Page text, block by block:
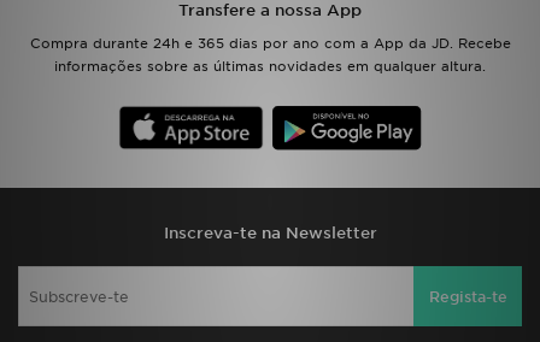
Transfere a nossa App
Compra durante 24h e 365 dias por ano com a App da JD. Recebe
informações sobre as últimas novidades em qualquer altura.
Inscreva-te na Newsletter
Regista-te
BLOG
SUBSCREVE
TRABALHA CONNOSCO